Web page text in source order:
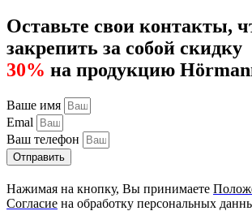
Оставьте свои контакты,
закрепить за собой скидку
30% на продукцию
Ваше имя
Emal
Ваш телефон
Отправить
Нажимая на кнопку, Вы принимаете
Согласие на обработку персональных